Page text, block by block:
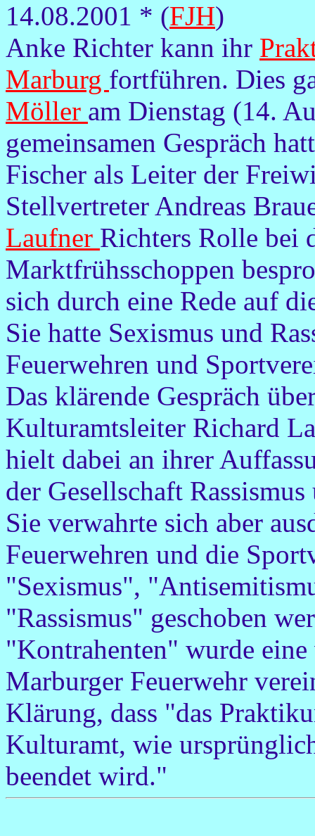
14.08.2001 * (FJH)
Anke Richter kann ihr
Marburg fortführen. Dies
Möller am Dienstag (14.
gemeinsamen Gespräch
Fischer als Leiter der
Stellvertreter Andreas
Laufner Richters Rolle bei
Marktfrühsschoppen
sich durch eine Rede auf
Sie hatte Sexismus und
Feuerwehren und
Das klärende Gespräch
Kulturamtsleiter Richard
hielt dabei an ihrer
der Gesellschaft
Sie verwahrte sich aber
Feuerwehren und die
"Sexismus",
"Rassismus" geschoben
"Kontrahenten" wurde eine
Marburger Feuerwehr
Klärung, dass "das
Kulturamt, wie
beendet wird."